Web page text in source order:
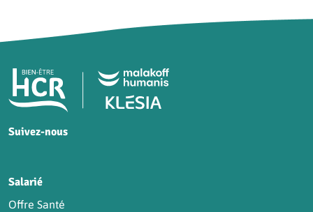
Pied de page HCR Bien-Être
Suivez-nous
Salarié
Offre Santé